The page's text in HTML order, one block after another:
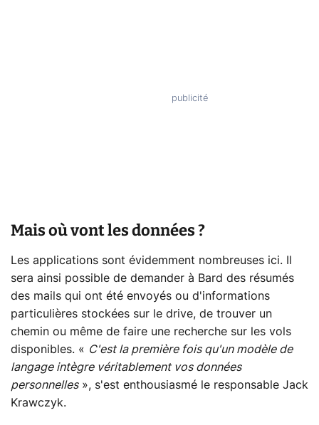
Mais où vont les données ?
Les applications sont évidemment nombreuses ici. Il
sera ainsi possible de demander à Bard des résumés
des mails qui ont été envoyés ou d'informations
particulières stockées sur le drive, de trouver un
chemin ou même de faire une recherche sur les vols
disponibles. « C'est la première fois qu'un modèle de
langage intègre véritablement vos données
personnelles», s'est enthousiasmé le responsable Jack
Krawczyk.